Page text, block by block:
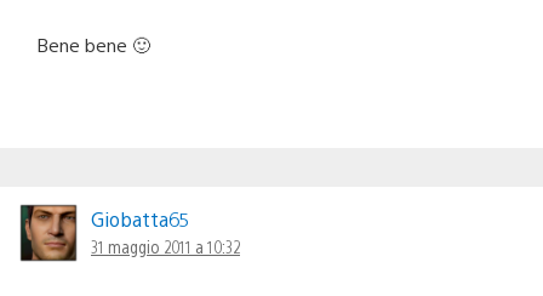
Bene bene 🙂
Giobatta65
31 maggio 2011 a 10:32